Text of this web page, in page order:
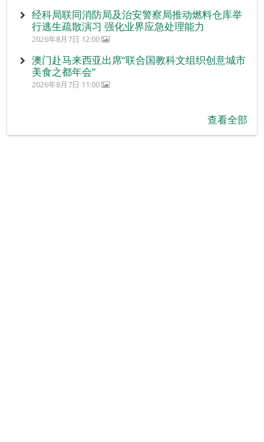
经科局联同消防局及治安警察局推动燃料仓库举
行逃生疏散演习 强化业界应急处理能力
2026年8月7日 12:00
澳门赴马来西亚出席“联合国教科文组织创意城市
美食之都年会”
2026年8月7日 11:00
查看全部